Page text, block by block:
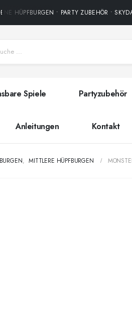
HÜPFBURGEN • PARTY ZUBEHÖR •
Spiele Partyzubehör
Anleitungen Kontakt
, MITTLERE HÜPFBURGEN